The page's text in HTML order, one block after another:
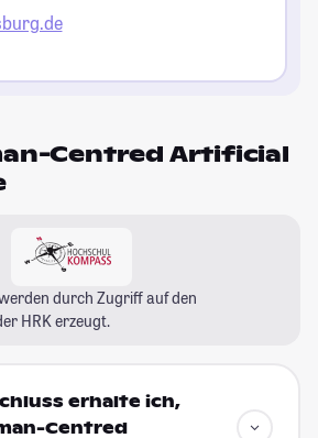
Centred Artificial
durch Zugriff auf den
HRK erzeugt.
erhalte ich,
Centred